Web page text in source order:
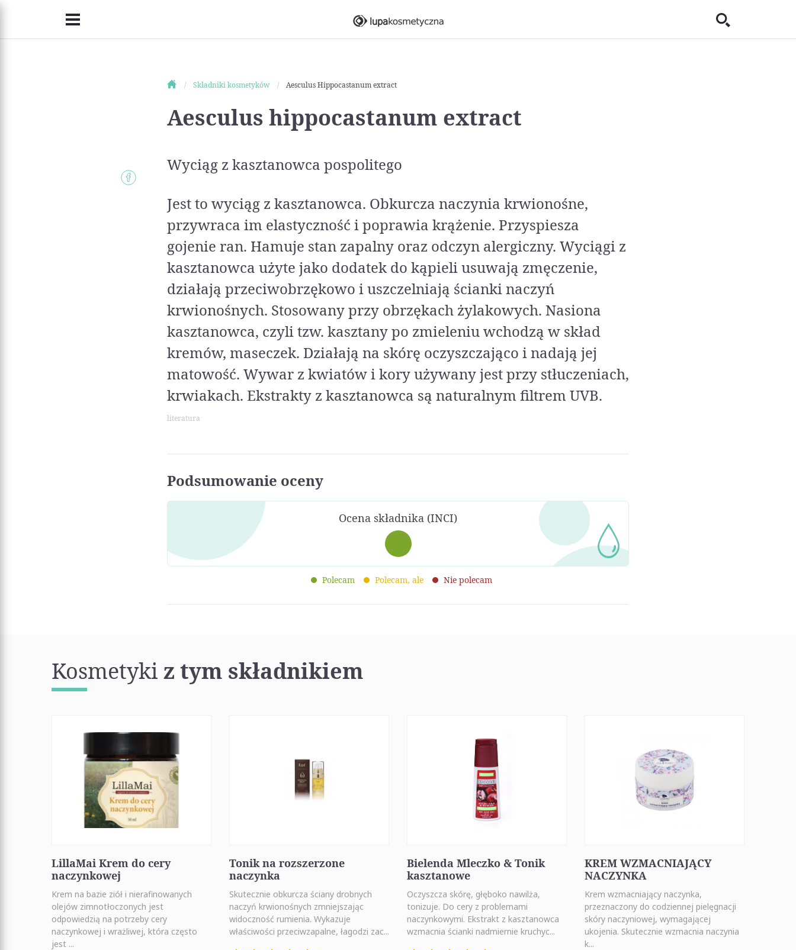
Składniki kosmetyków Aesculus Hippocastanum extract
Aesculus hippocastanum extract
Wyciąg z kasztanowca pospolitego
Jest to wyciąg z kasztanowca. Obkurcza naczynia krwionośne,
przywraca im elastyczność i poprawia krążenie. Przyspiesza
gojenie ran. Hamuje stan zapalny oraz odczyn alergiczny. Wyciągi z
kasztanowca użyte jako dodatek do kąpieli usuwają zmęczenie,
działają przeciwobrzękowo i uszczelniają ścianki naczyń
krwionośnych. Stosowany przy obrzękach żylakowych. Nasiona
kasztanowca, czyli tzw. kasztany po zmieleniu wchodzą w skład
kremów, maseczek. Działają na skórę oczyszczająco i nadają jej
matowość. Wywar z kwiatów i kory używany jest przy stłuczeniach,
krwiakach. Ekstrakty z kasztanowca są naturalnym filtrem UVB.
literatura
Podsumowanie oceny
Ocena składnika (INCI)
Polecam Polecam, ale Nie polecam
Kosmetyki z tym składnikiem
LillaMai Krem do cery
naczynkowej
Krem na bazie ziół i nierafinowanych
olejów zimnotłoczonych jest
odpowiedzią na potrzeby cery
naczynkowej i wrażliwej, która często
jest ...
Tonik na rozszerzone
naczynka
Skutecznie obkurcza ściany drobnych
naczyń krwionośnych zmniejszając
widoczność rumienia. Wykazuje
właściwości przeciwzapalne, łagodzi zac...
Bielenda Mleczko & Tonik
kasztanowe
Oczyszcza skórę, głęboko nawilża,
tonizuje. Do cery z problemami
naczynkowymi. Ekstrakt z kasztanowca
wzmacnia ścianki nadmiernie kruchyc...
KREM WZMACNIAJĄCY
NACZYNKA
Krem wzmacniający naczynka,
przeznaczony do codziennej pielęgnacji
skóry naczyniowej, wymagającej
ukojenia. Skutecznie wzmacnia naczynia
k...